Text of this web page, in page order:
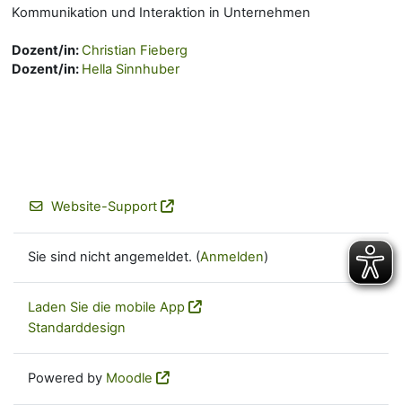
Kommunikation und Interaktion in Unternehmen
Dozent/in:Christian Fieberg
Dozent/in: Hella Sinnhuber
Website-Support
Sie sind nicht angemeldet. (Anmelden)
Laden Sie die mobile App
Standarddesign
Powered by Moodle